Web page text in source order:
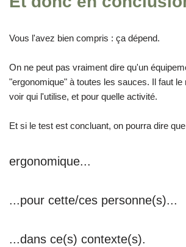
Vous l'avez bien compris : ça dépend.
On ne peut pas vraiment dire qu'un
"ergonomique" à toutes les sauces. Il faut le
voir qui l'utilise, et pour quelle activité.
Et si le test est concluant, on pourra dire
ergonomique...
...pour cette/ces personne(s)...
...dans ce(s) contexte(s).